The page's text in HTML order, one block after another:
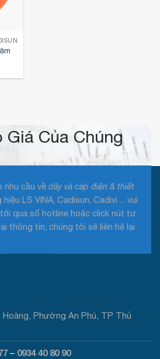
Giá Của Chúng
nhu cầu về dây và cáp điện & thiết
LS VINA, Cadisun, Cadivi ... vui
qua số hotline hoặc click nút tư
thông tin, chúng tôi sẽ liên hệ lại
Hoàng, Phường An Phú, TP Thủ
– 0934 40 80 90